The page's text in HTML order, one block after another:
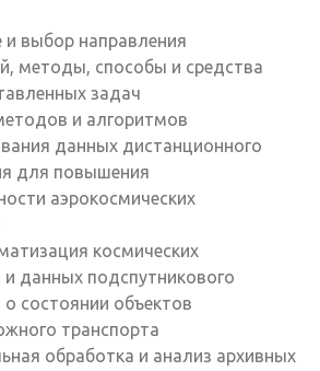
и выбор направления
методы, способы и средства
задач
и алгоритмов
данных дистанционного
для повышения
аэрокосмических
космических
и данных подспутникового
состоянии объектов
транспорта
обработка и анализ архивных